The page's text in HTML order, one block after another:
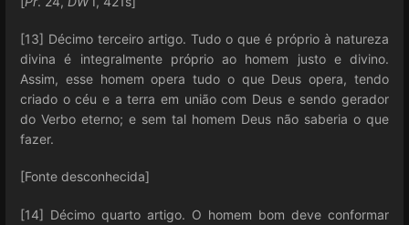
[13] Décimo terceiro artigo. Tudo o que é próprio à natureza
divina é integralmente próprio ao homem justo e divino.
Assim, esse homem opera tudo o que Deus opera, tendo
criado o céu e a terra em união com Deus e sendo gerador
do Verbo eterno; e sem tal homem Deus não saberia o que
fazer.
[Fonte desconhecida]
[14] Décimo quarto artigo. O homem bom deve conformar